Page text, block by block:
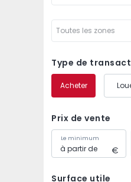
Toutes les zones
Type de
Acheter
Prix de vente
Le minimum
Surface utile